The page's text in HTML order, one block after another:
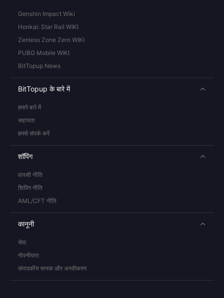
Genshin Impact Wiki
Honkai: Star Rail WIKI
Zenless Zone Zero WIKI
PUBG Mobile WIKI
BitTopup News
BitTopup के बारे में
हमारे बारे में
सहायता
हमसे संपर्क करें
शॉपिंग
वापसी नीति
शिपिंग नीति
AML/CFT नीति
कानूनी
सेवा
गोपनीयता
संपादकीय मानक और अस्वीकरण